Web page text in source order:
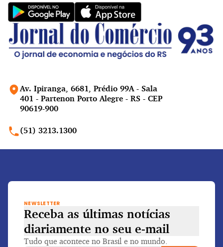
Av. Ipiranga, 6681, Prédio 99A - Sala
401 - Partenon Porto Alegre - RS - CEP
90619-900
(51) 3213.1300
NEWSLETTER
Receba as últimas notícias
diariamente no seu e-mail
Tudo que acontece no Brasil e no mundo.